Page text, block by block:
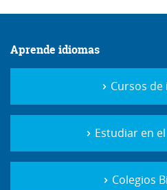
Aprende idiomas
Cursos de
Estudiar en
Colegios